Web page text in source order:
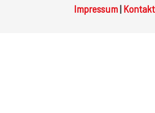
Impressum| Kontakt